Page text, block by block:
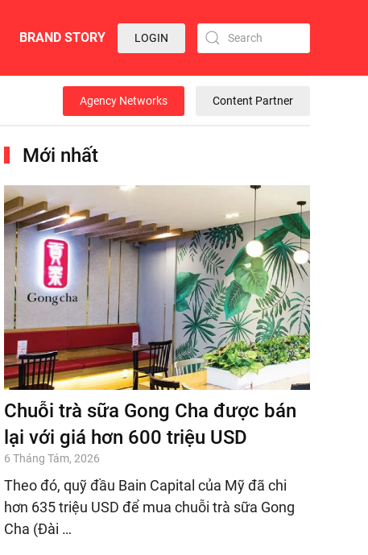
BRAND STORY LOGIN
Agency Networks Content Partner
Mới nhất
Chuỗi trà sữa Gong Cha được bán
lại với giá hơn 600 triệu USD
6 Tháng Tám, 2026
Theo đó, quỹ đầu Bain Capital của Mỹ đã chi
hơn 635 triệu USD để mua chuỗi trà sữa Gong
Cha (Đài …